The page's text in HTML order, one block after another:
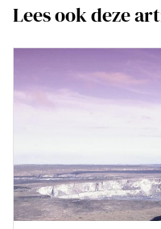
Lees ook deze